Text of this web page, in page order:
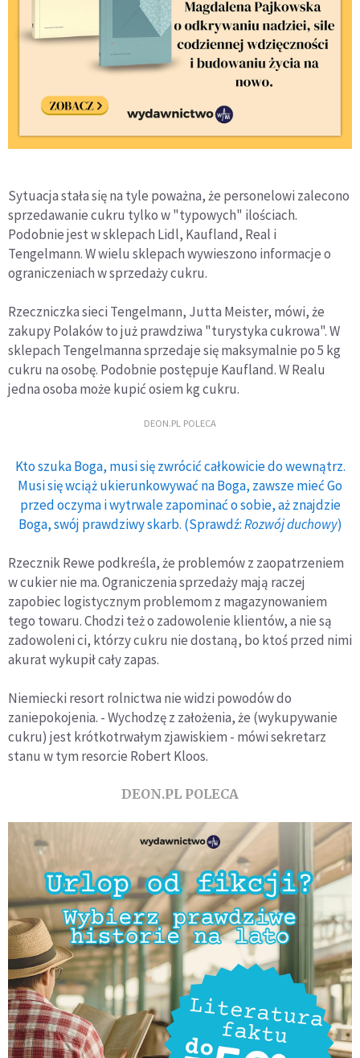
Sytuacja stała się na tyle poważna, że personelowi zalecono
sprzedawanie cukru tylko w "typowych" ilościach.
Podobnie jest w sklepach Lidl, Kaufland, Real i
Tengelmann. W wielu sklepach wywieszono informacje o
ograniczeniach w sprzedaży cukru.
Rzeczniczka sieci Tengelmann, Jutta Meister, mówi, że
zakupy Polaków to już prawdziwa "turystyka cukrowa". W
sklepach Tengelmanna sprzedaje się maksymalnie po 5 kg
cukru na osobę. Podobnie postępuje Kaufland. W Realu
jedna osoba może kupić osiem kg cukru.
DEON.PL POLECA
Kto szuka Boga, musi się zwrócić całkowicie do wewnątrz.
Musi się wciąż ukierunkowywać na Boga, zawsze mieć Go
przed oczyma i wytrwale zapominać o sobie, aż znajdzie
Boga, swój prawdziwy skarb. (Sprawdź:Rozwój duchowy)
Rzecznik Rewe podkreśla, że problemów z zaopatrzeniem
w cukier nie ma. Ograniczenia sprzedaży mają raczej
zapobiec logistycznym problemom z magazynowaniem
tego towaru. Chodzi też o zadowolenie klientów, a nie są
zadowoleni ci, którzy cukru nie dostaną, bo ktoś przed nimi
akurat wykupił cały zapas.
Niemiecki resort rolnictwa nie widzi powodów do
zaniepokojenia. - Wychodzę z założenia, że (wykupywanie
cukru) jest krótkotrwałym zjawiskiem - mówi sekretarz
stanu w tym resorcie Robert Kloos.
DEON.PL POLECA